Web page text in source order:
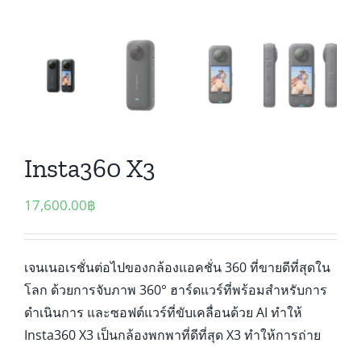
Insta360 X3
17,600.00฿
เจนเนอเรชั่นต่อไปของกล้องแอคชั่น 360 ที่ขายดีที่สุดใน
โลก ด้วยการจับภาพ 360° ฮาร์ดแวร์ที่พร้อมสำหรับการ
ดำเนินการ และซอฟต์แวร์ที่ขับเคลื่อนด้วย AI ทำให้
Insta360 X3 เป็นกล้องพกพาที่ดีที่สุด X3 ทำให้การถ่าย